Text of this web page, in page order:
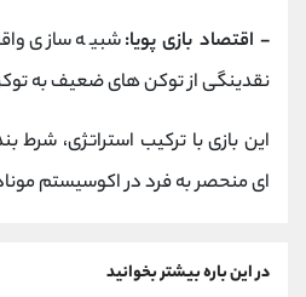
- اقتصاد بازی پویا:شبیه ‌سازی
نقدینگی از توکن ‌های ضعیف به
این بازی با ترکیب استراتژی، شرط
‌ای منحصر به فرد در اکوسیستم
در این باره بیشتر بخوانید